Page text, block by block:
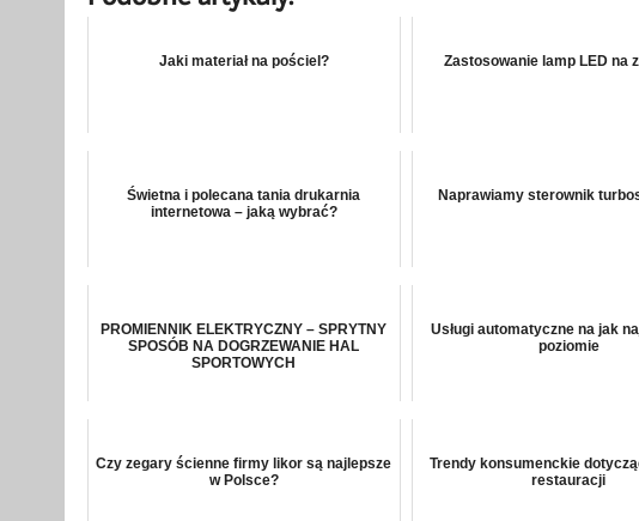
Jaki materiał na pościel? Zastosowanie lamp LED na
Świetna i polecana tania drukarnia
internetowa – jaką wybrać?
Naprawiamy sterownik
PROMIENNIK ELEKTRYCZNY – SPRYTNY
SPOSÓB NA DOGRZEWANIE HAL
SPORTOWYCH
Usługi automatyczne na jak
poziomie
Czy zegary ścienne firmy likor są najlepsze
w Polsce?
Trendy konsumenckie
restauracji